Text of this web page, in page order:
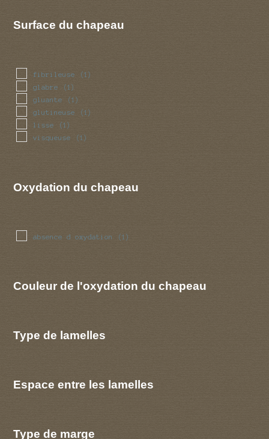
Surface du chapeau
fibrileuse (1)
glabre (1)
gluante (1)
glutineuse (1)
lisse (1)
visqueuse (1)
Oxydation du chapeau
absence d oxydation (1)
Couleur de l'oxydation du chapeau
Type de lamelles
Espace entre les lamelles
Type de marge